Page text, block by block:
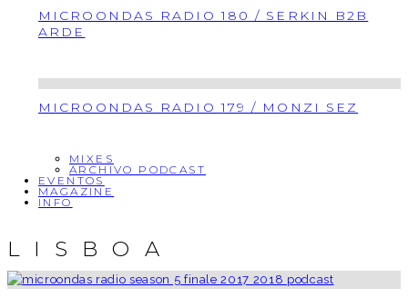
MICROONDAS RADIO 180 / SERKIN B2B
ARDE
MICROONDAS RADIO 179 / MONZI SEZ
MIXES
ARCHIVO PODCAST
EVENTOS
MAGAZINE
INFO
LISBOA